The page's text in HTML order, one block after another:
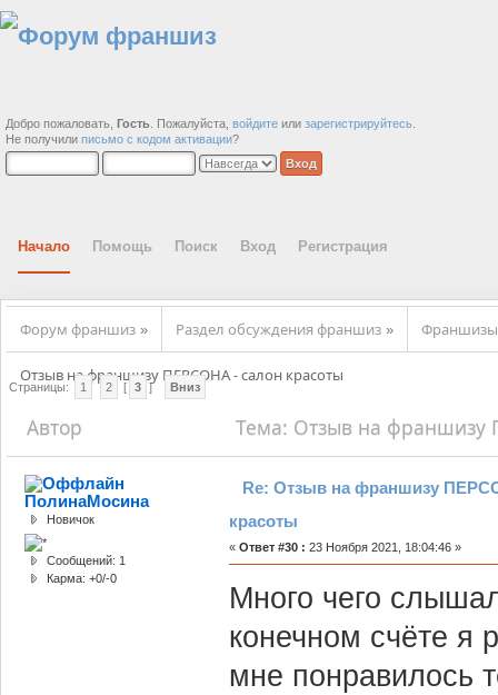
Добро пожаловать, Гость . Пожалуйста, войдите или зарегистрируйтесь
Не получили письмо с кодом активации?
Начало Помощь Поиск Вход Регистрация
Форум франшиз » Раздел обсуждения франшиз » Франшизы
Отзыв на франшизу ПЕРСОНА - салон красоты
Страницы: 1 2 [ 3 ] Вниз
Автор Тема: Отзыв на франшизу
ПолинаМосина
Новичок
Сообщений: 1
Карма: +0/-0
Re: Отзыв на франшизу
красоты
« Ответ #30 : 23 Ноября 2021, 18:04:46 »
Много чего
конечном счёте я
мне понравилось